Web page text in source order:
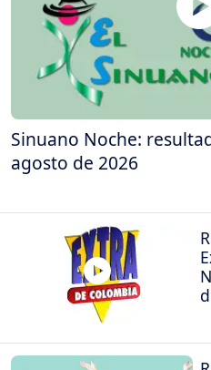
Sinuano Noche:
agosto de 2026